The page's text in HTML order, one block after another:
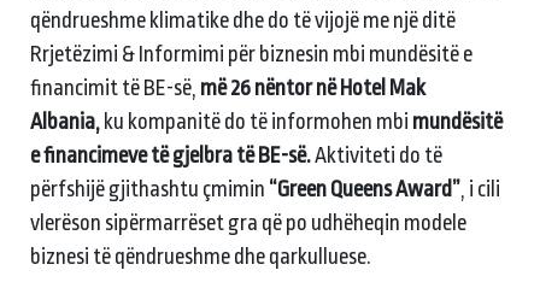
qëndrueshme klimatike dhe do të vijojë me një ditë
Rrjetëzimi & Informimi për biznesin mbi mundësitë e
financimit të BE-së, më 26 nëntor në Hotel Mak
Albania, ku kompanitë do të informohen mbi mundësitë
e financimeve të gjelbra të BE-së.Aktiviteti do të
përfshijë gjithashtu çmimin “Green Queens Award” , i cili
vlerëson sipërmarrëset gra që po udhëheqin modele
biznesi të qëndrueshme dhe qarkulluese.